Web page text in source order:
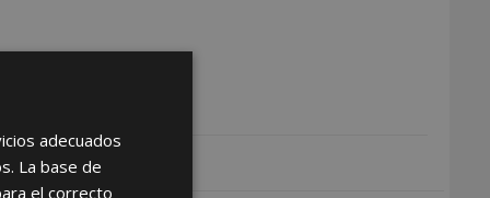
adecuados
La base de
el correcto